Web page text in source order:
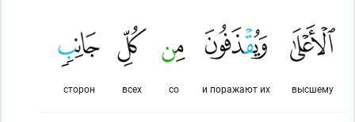
высшему
и поражают их
со
всех
сторон